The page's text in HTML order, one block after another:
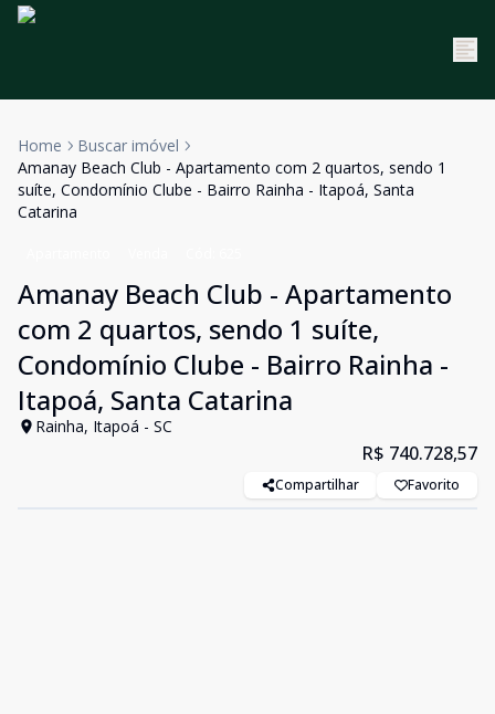
Home
Buscar imóvel
Amanay Beach Club - Apartamento com 2 quartos, sendo 1
suíte, Condomínio Clube - Bairro Rainha - Itapoá, Santa
Catarina
Amanay Beach Club - Apartamento
com 2 quartos, sendo 1 suíte,
Condomínio Clube - Bairro Rainha -
Itapoá, Santa Catarina
Rainha, Itapoá - SC
R$ 740.728,57
Compartilhar Favorito